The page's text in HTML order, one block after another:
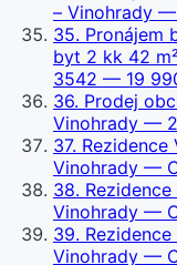
– Vinohrady —
35. Pronájem
byt 2 kk 42
3542 — 19
36. Prodej
Vinohrady — 2
37. Rezidence
Vinohrady —
38. Rezidence
Vinohrady —
39. Rezidence
Vinohrady —